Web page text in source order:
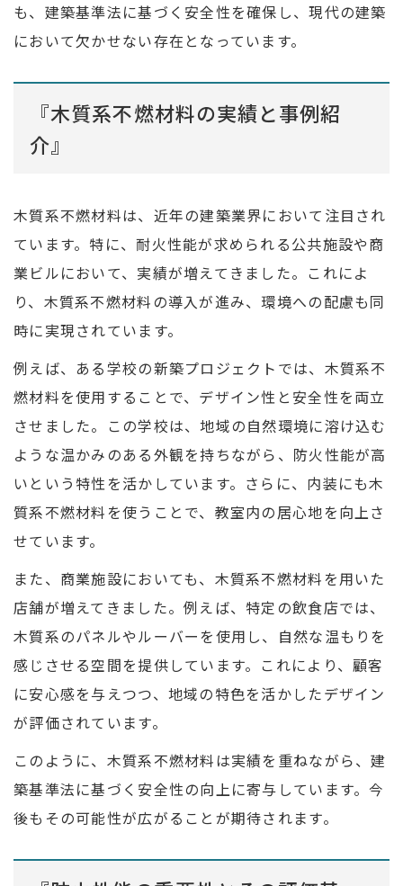
も、建築基準法に基づく安全性を確保し、現代の建築
において欠かせない存在となっています。
『木質系不燃材料の実績と事例紹
介』
木質系不燃材料は、近年の建築業界において注目され
ています。特に、耐火性能が求められる公共施設や商
業ビルにおいて、実績が増えてきました。これによ
り、木質系不燃材料の導入が進み、環境への配慮も同
時に実現されています。
例えば、ある学校の新築プロジェクトでは、木質系不
燃材料を使用することで、デザイン性と安全性を両立
させました。この学校は、地域の自然環境に溶け込む
ような温かみのある外観を持ちながら、防火性能が高
いという特性を活かしています。さらに、内装にも木
質系不燃材料を使うことで、教室内の居心地を向上さ
せています。
また、商業施設においても、木質系不燃材料を用いた
店舗が増えてきました。例えば、特定の飲食店では、
木質系のパネルやルーバーを使用し、自然な温もりを
感じさせる空間を提供しています。これにより、顧客
に安心感を与えつつ、地域の特色を活かしたデザイン
が評価されています。
このように、木質系不燃材料は実績を重ねながら、建
築基準法に基づく安全性の向上に寄与しています。今
後もその可能性が広がることが期待されます。